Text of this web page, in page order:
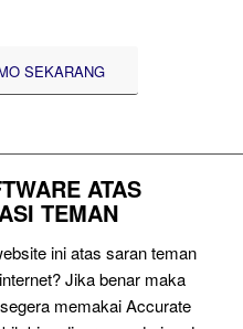
SEKARANG
ATAS
TEMAN
ini atas saran teman
Jika benar maka
memakai Accurate